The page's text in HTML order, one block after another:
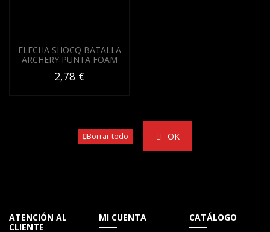
FLECHA SHOCQ BATALLA
ARCHERY PUNTA FOAM
2,78 €
Borrar todo OK
ATENCIÓN AL
CLIENTE
MI CUENTA CATÁLOGO